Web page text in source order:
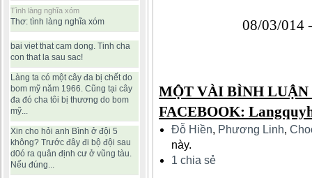
Tình làng nghĩa xóm
Thơ: tình làng nghĩa xóm
bai viet that cam dong. Tinh cha
con that la sau sac!
Làng ta có một cây đa bị chết do
bom mỹ năm 1966. Cũng tại cây
đa đó cha tôi bị thương do bom
mỹ...
Xin cho hỏi anh Bình ở đội 5
không? Trước đây đi bộ đội sau
d0ó ra quân định cư ở vũng tàu.
Nếu đúng...
08/03/014
MỘT VÀI BÌNH
FACEBOOK:
Đỗ Hiền, Phương Linh,
này.
1 chia sẻ